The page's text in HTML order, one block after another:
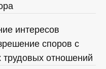
интересов
споров с
трудовых отношений